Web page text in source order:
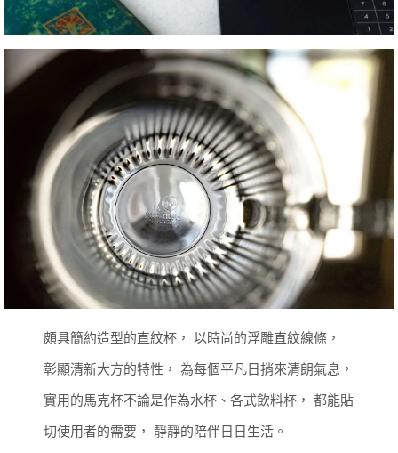
頗具簡約造型的直紋杯， 以時尚的浮雕直紋線條，
彰顯清新大方的特性， 為每個平凡日捎來清朗氣息，
實用的馬克杯不論是作為水杯、各式飲料杯， 都能貼
切使用者的需要， 靜靜的陪伴日日生活。